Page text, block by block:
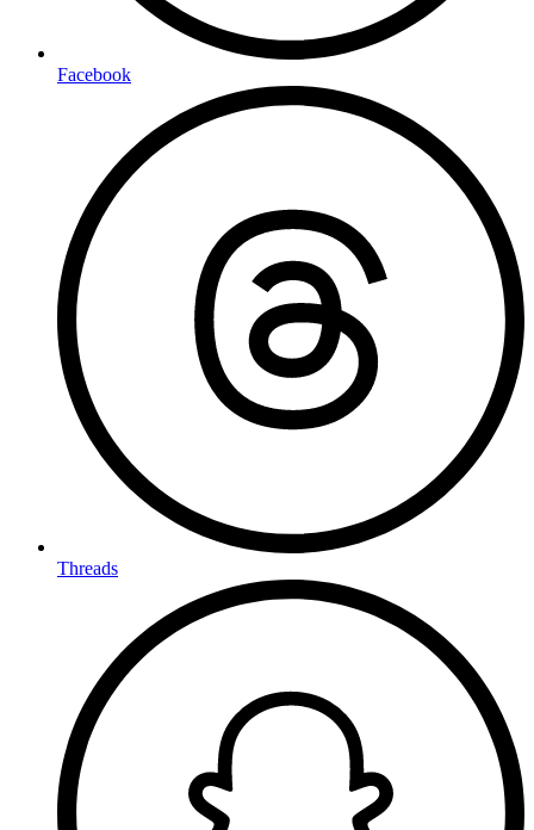
Facebook
Threads